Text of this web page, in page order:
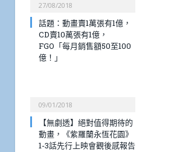
27/08/2018
話題：動畫賣1萬張有1億，
CD賣10萬張有1億，
FGO「每月銷售額50至100
億！」
09/01/2018
【無劇透】絕對值得期待的
動畫，《紫羅蘭永恆花園》
1-3話先行上映會觀後感報告